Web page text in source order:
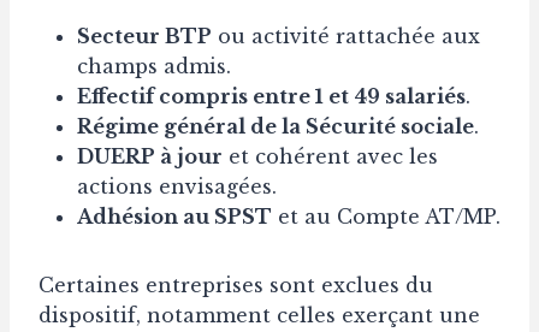
Secteur BTP ou activité rattachée aux
champs admis.
Effectif compris entre 1 et 49 salariés.
Régime général de la Sécurité sociale.
DUERP à jour et cohérent avec les
actions envisagées.
Adhésion au SPST et au Compte AT/MP.
Certaines entreprises sont exclues du
dispositif, notamment celles exerçant une